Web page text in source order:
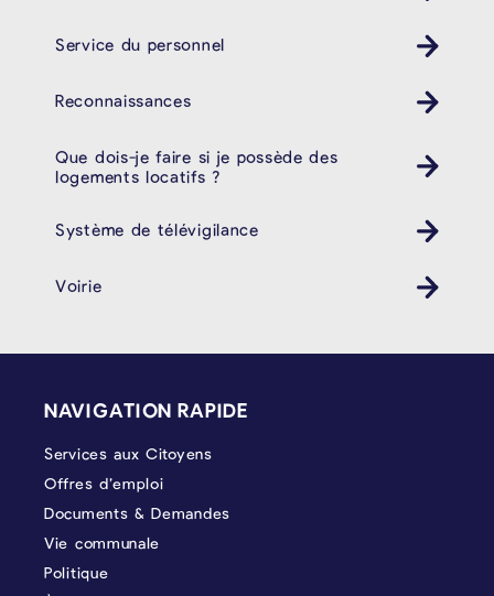
Service du personnel
Reconnaissances
Que dois-je faire si je possède des
logements locatifs ?
Système de télévigilance
Voirie
NAVIGATION RAPIDE
Services aux Citoyens
Offres d’emploi
Documents & Demandes
Vie communale
Politique